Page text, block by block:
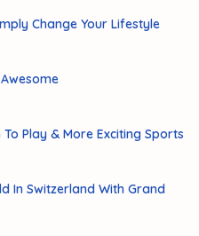
Change Your Lifestyle
Play & More Exciting Sports
In Switzerland With Grand